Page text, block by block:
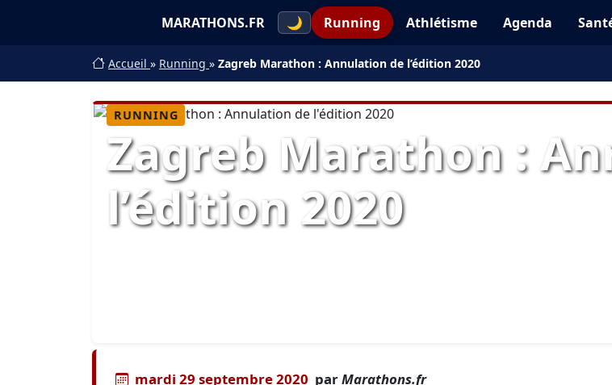
MARATHONS.FR 🌙 Running Athlétisme Agenda
Accueil » Running » Zagreb Marathon : Annulation de l’édition 2020
RUNNING
Zagreb Marathon :
l’édition 2020
mardi 29 septembre 2020 parMarathons.fr